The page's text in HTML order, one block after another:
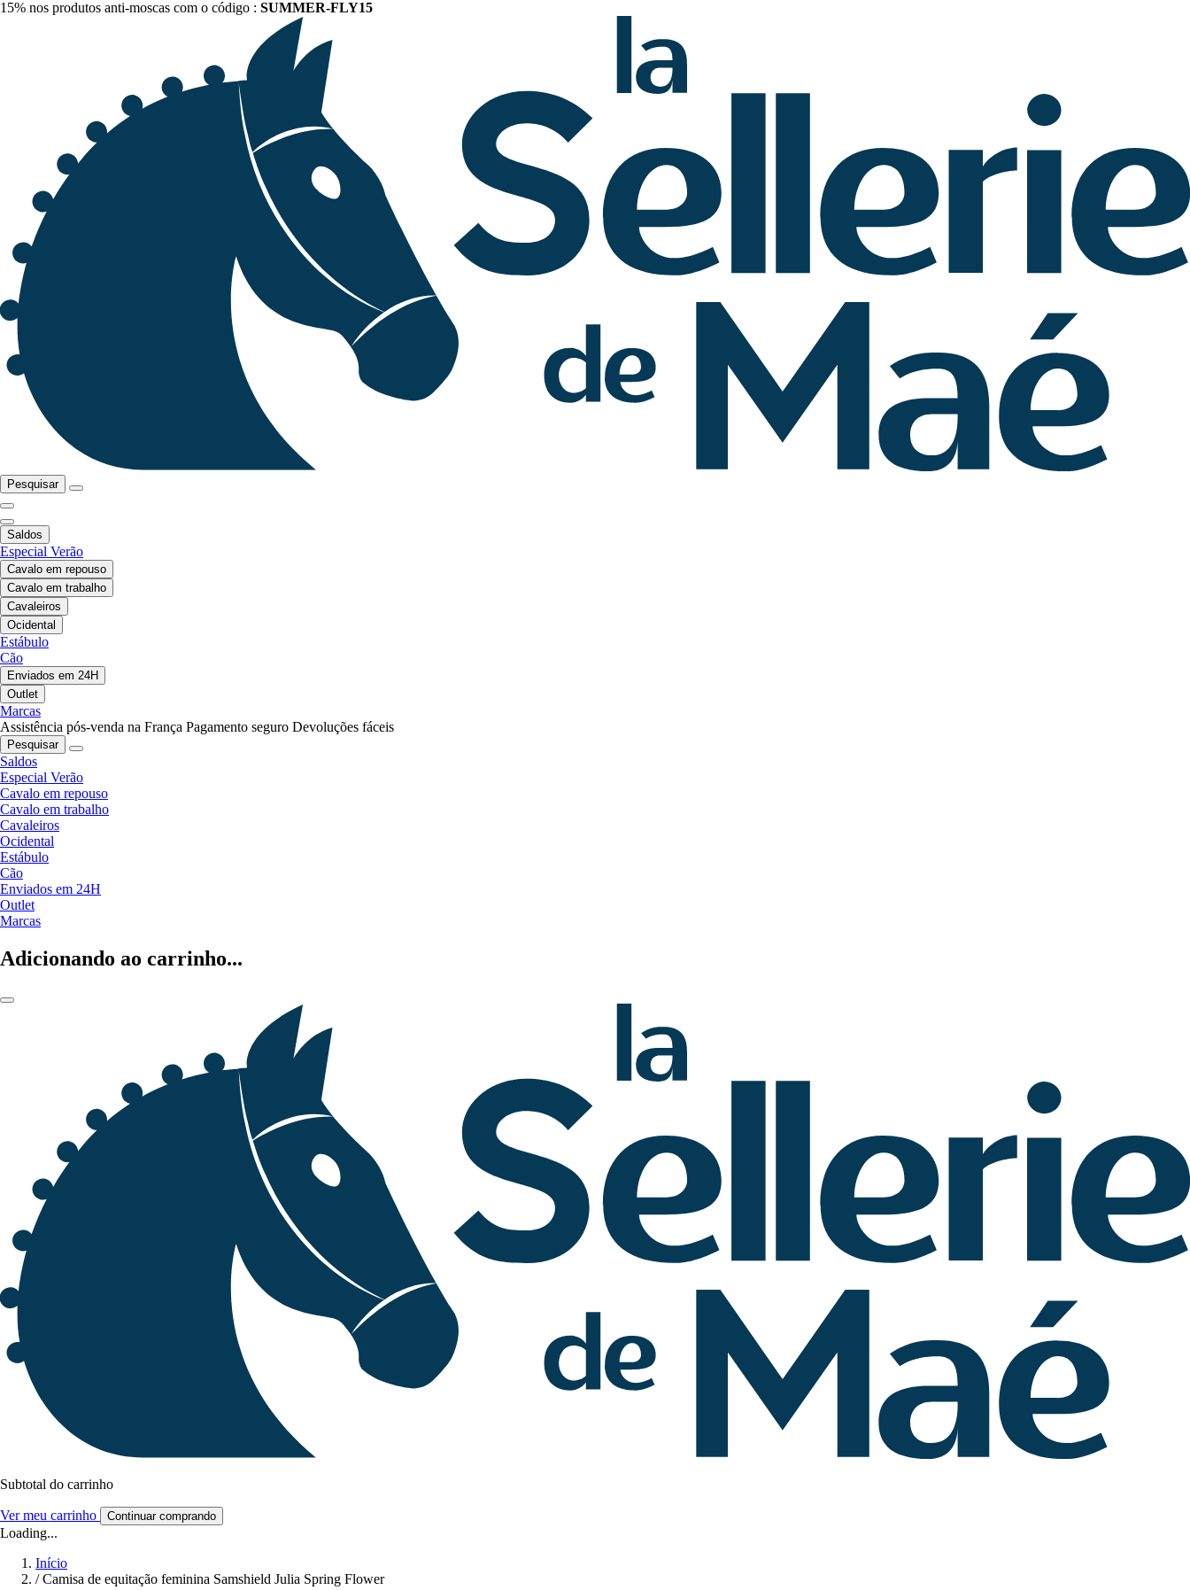
15% nos produtos anti-moscas com o código : SUMMER-FLY15
Pesquisar
Saldos
Especial Verão
Cavalo em repouso
Cavalo em trabalho
Cavaleiros
Ocidental
Estábulo
Cão
Enviados em 24H
Outlet
Marcas
Assistência pós-venda na França Pagamento seguro Devoluções fáceis
Pesquisar
Saldos
Especial Verão
Cavalo em repouso
Cavalo em trabalho
Cavaleiros
Ocidental
Estábulo
Cão
Enviados em 24H
Outlet
Marcas
Adicionando ao carrinho...
Subtotal do carrinho
Ver meu carrinho Continuar comprando
Loading...
Início
/ Camisa de equitação feminina Samshield Julia Spring Flower